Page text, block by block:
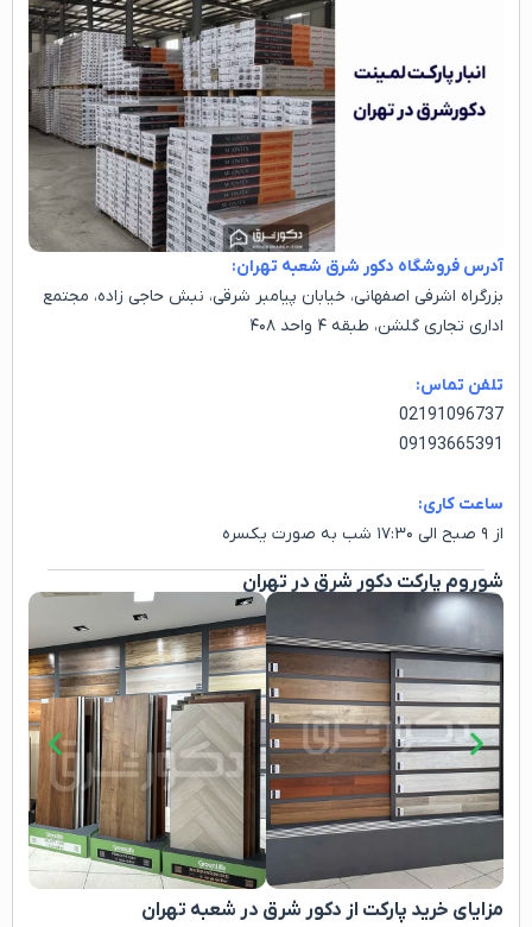
آدرس فروشگاه دکور شرق شعبه تهران:
بزرگراه اشرفی اصفهانی، خیابان پیامبر شرقی، نبش حاجی زاده، مجتمع
اداری تجاری گلشن، طبقه ۴ واحد ۴۰۸
تلفن تماس:
02191096737
09193665391
ساعت کاری:
از ۹ صبح الی ۱۷:۳۰ شب به صورت یکسره
شوروم پارکت دکور شرق در تهران
مزایای خرید پارکت از دکور شرق در شعبه تهران